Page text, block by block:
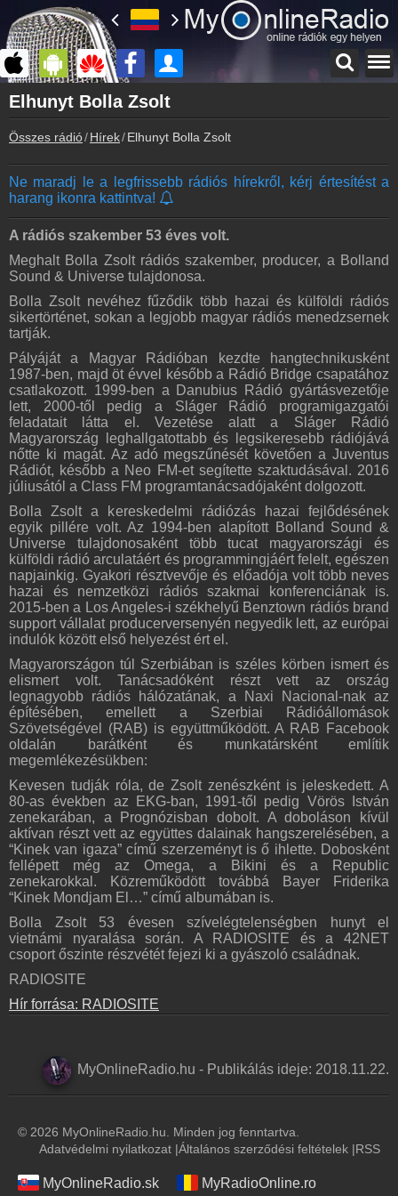
Főoldal
myonlineradio.hu
Bejelentkezés
Kapcsolat
Írj nekünk!
Partnerek
Rádió beágyazás
Ágyazd be weboldaladba
Online rádió készítés
Készítés lépésről lépésre
Elhunyt Bolla Zsolt
Összes rádió Hírek Elhunyt Bolla Zsolt
Ne maradj le a legfrissebb rádiós hírekről, kérj értesítést a
harang ikonra kattintva!
A rádiós szakember 53 éves volt.
Meghalt Bolla Zsolt rádiós szakember, producer, a Bolland
Sound & Universe tulajdonosa.
Bolla Zsolt nevéhez fűződik több hazai és külföldi rádiós
sikertörténet, sokan a legjobb magyar rádiós menedzsernek
tartják.
Pályáját a Magyar Rádióban kezdte hangtechnikusként
1987-ben, majd öt évvel később a Rádió Bridge csapatához
csatlakozott. 1999-ben a Danubius Rádió gyártásvezetője
lett, 2000-től pedig a Sláger Rádió programigazgatói
feladatait látta el. Vezetése alatt a Sláger Rádió
Magyarország leghallgatottabb és legsikeresebb rádiójává
nőtte ki magát. Az adó megszűnését követően a Juventus
Rádiót, később a Neo FM-et segítette szaktudásával. 2016
júliusától a Class FM programtanácsadójaként dolgozott.
Bolla Zsolt a kereskedelmi rádiózás hazai fejlődésének
egyik pillére volt. Az 1994-ben alapított Bolland Sound &
Universe tulajdonosaként több tucat magyarországi és
külföldi rádió arculatáért és programmingjáért felelt, egészen
napjainkig. Gyakori résztvevője és előadója volt több neves
hazai és nemzetközi rádiós szakmai konferenciának is.
2015-ben a Los Angeles-i székhelyű Benztown rádiós brand
support vállalat producerversenyén negyedik lett, az európai
indulók között első helyezést ért el.
Magyarországon túl Szerbiában is széles körben ismert és
elismert volt. Tanácsadóként részt vett az ország
legnagyobb rádiós hálózatának, a Naxi Nacional-nak az
építésében, emellett a Szerbiai Rádióállomások
Szövetségével (RAB) is együttműködött. A RAB Facebook
oldalán barátként és munkatársként említik
megemlékezésükben:
Kevesen tudják róla, de Zsolt zenészként is jeleskedett. A
80-as években az EKG-ban, 1991-től pedig Vörös István
zenekarában, a Prognózisban dobolt. A doboláson kívül
aktívan részt vett az együttes dalainak hangszerelésében, a
“Kinek van igaza” című szerzeményt is ő ihlette. Dobosként
fellépett még az Omega, a Bikini és a Republic
zenekarokkal. Közreműködött továbbá Bayer Friderika
“Kinek Mondjam El…” című albumában is.
Bolla Zsolt 53 évesen szívelégtelenségben hunyt el
vietnámi nyaralása során. A RADIOSITE és a 42NET
csoport őszinte részvétét fejezi ki a gyászoló családnak.
RADIOSITE
Hír forrása: RADIOSITE
MyOnlineRadio.hu - Publikálás ideje: 2018.11.22.
© 2026 MyOnlineRadio.hu. Minden jog fenntartva.
Adatvédelmi nyilatkozat |Általános szerződési feltételek |RSS
MyOnlineRadio.sk MyRadioOnline.ro